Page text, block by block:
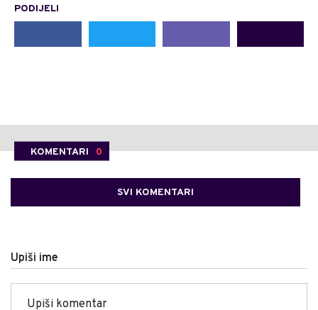
PODIJELI
KOMENTARI 0
SVI KOMENTARI
Upiši ime